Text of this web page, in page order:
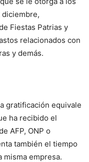
Fiestas Patrias y
relacionados con
y demás.
gratificación equivale
ha recibido el
AFP, ONP o
también el tiempo
misma empresa.